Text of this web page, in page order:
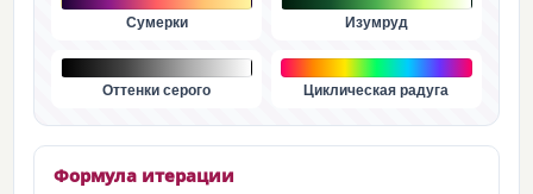
Сумерки Изумруд
Оттенки серого Циклическая радуга
Формула итерации